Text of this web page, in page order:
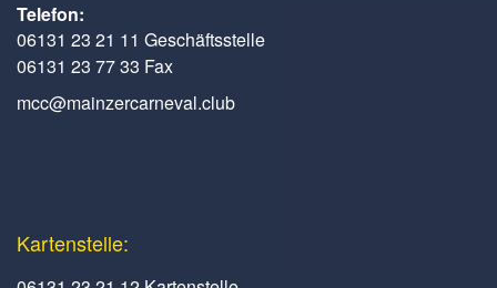
Telefon:
06131 23 21 11 Geschäftsstelle
06131 23 77 33 Fax
mcc@mainzercarneval.club
Kartenstelle: